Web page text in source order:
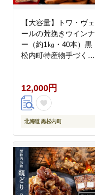
【大容量】トワ・ヴェ
ールの荒挽きウインナ
ー（約1㎏・40本）黒
松内町特産物手づくり
12,000円
北海道 黒松内町